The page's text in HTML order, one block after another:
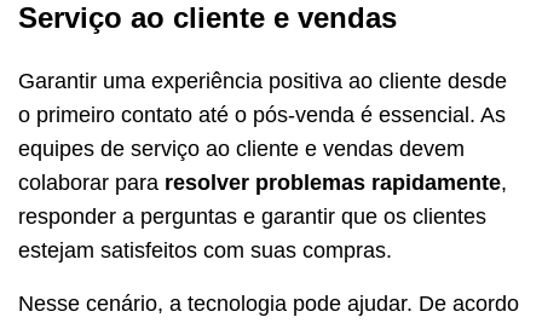
Serviço ao cliente e vendas
Garantir uma experiência positiva ao cliente desde
o primeiro contato até o pós-venda é essencial. As
equipes de serviço ao cliente e vendas devem
colaborar para resolver problemas rapidamente,
responder a perguntas e garantir que os clientes
estejam satisfeitos com suas compras.
Nesse cenário, a tecnologia pode ajudar. De acordo